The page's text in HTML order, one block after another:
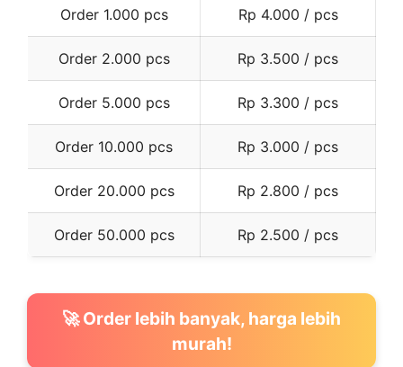
Order 1.000 pcs Rp 4.000 / pcs
Order 2.000 pcs Rp 3.500 / pcs
Order 5.000 pcs Rp 3.300 / pcs
Order 10.000 pcs Rp 3.000 / pcs
Order 20.000 pcs Rp 2.800 / pcs
Order 50.000 pcs Rp 2.500 / pcs
🚀 Order lebih banyak, harga lebih
murah!